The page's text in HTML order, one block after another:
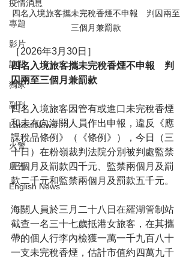
疫情消息
專題
影片
訪問
獨家
副刊
Latest News
火警
廣告
English News
四名入境旅客攜未完稅香煙不申報　判囚兩至
三個月兼罰款
［2026年3月30日］
四名入境旅客攜未完稅香煙不申報　判
囚兩至三個月兼罰款
四名入境旅客因管有或進口未完稅香煙
和未有向海關人員作出申報，違反《應
課稅品條例》（《條例》），今日（三
十日）在粉嶺裁判法院分別被判處監禁
三個月及罰款四千元、監禁兩個月及罰
款二千元和監禁兩個月及罰款五千元。
海關人員於三月二十八日在羅湖管制站
截查一名三十七歲抵港女旅客，在其攜
帶的個人行李內檢獲一萬一千九百八十
一支未完稅香煙，估計市值約四萬九千